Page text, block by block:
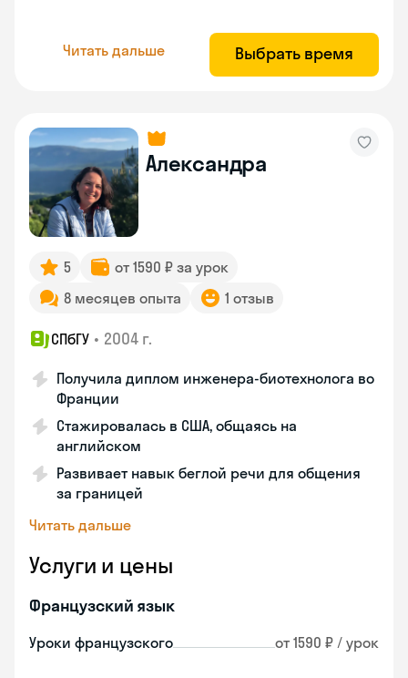
Читать дальше Выбрать время
Александра
5
от 1590 ₽ за урок
8 месяцев опыта
1 отзыв
СПбГУ • 2004 г.
Получила диплом инженера-биотехнолога во
Франции
Стажировалась в США, общаясь на
английском
Развивает навык беглой речи для общения
за границей
Читать дальше
Услуги и цены
Французский язык
Уроки французского от 1590 ₽ / урок